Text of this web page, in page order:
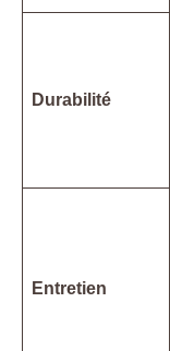
Durabilité
Entretien